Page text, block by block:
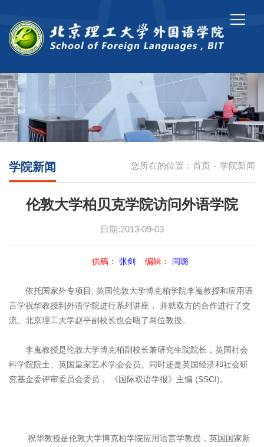
您所在的位置： 首页 - 学院新闻
学院新闻
伦敦大学柏贝克学院访问外语学院
日期:2013-09-03
供稿： 张剑 编辑： 闫璐
依托国家外专项目, 英国伦敦大学博克柏学院李嵬教授和应用语
言学祝华教授到外语学院进行系列讲座， 并就双方的合作进行了交
流。北京理工大学赵平副校长也会晤了两位教授。
李嵬教授是伦敦大学博克柏副校长兼研究生院院长，英国社会
科学院院士、英国皇家艺术学会会员。同时还是英国经济和社会研
究基金委评审委员会委员， 《国际双语学报》主编 (SSCI)。
祝华教授是伦敦大学博克柏学院应用语言学教授，英国国家新